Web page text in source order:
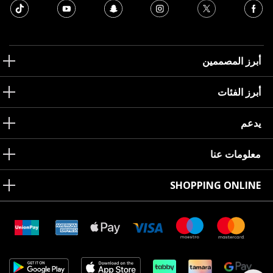
أبرز المصممين
أبرز الفئات
يدعم
معلومات عنا
SHOPPING ONLINE